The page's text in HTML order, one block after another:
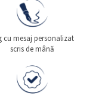
cu mesaj personalizat
scris de mână